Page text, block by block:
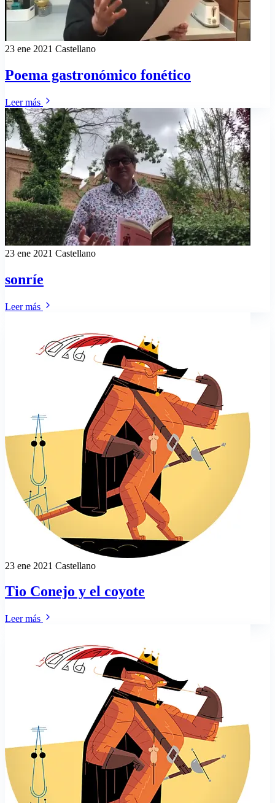
23 ene 2021 Castellano
Poema gastronómico fonético
Leer más
23 ene 2021 Castellano
sonríe
Leer más
23 ene 2021 Castellano
Tio Conejo y el coyote
Leer más